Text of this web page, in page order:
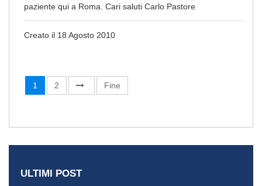
paziente qui a Roma. Cari saluti Carlo Pastore
Creato il 18 Agosto 2010
1 2 Fine
ULTIMI POST